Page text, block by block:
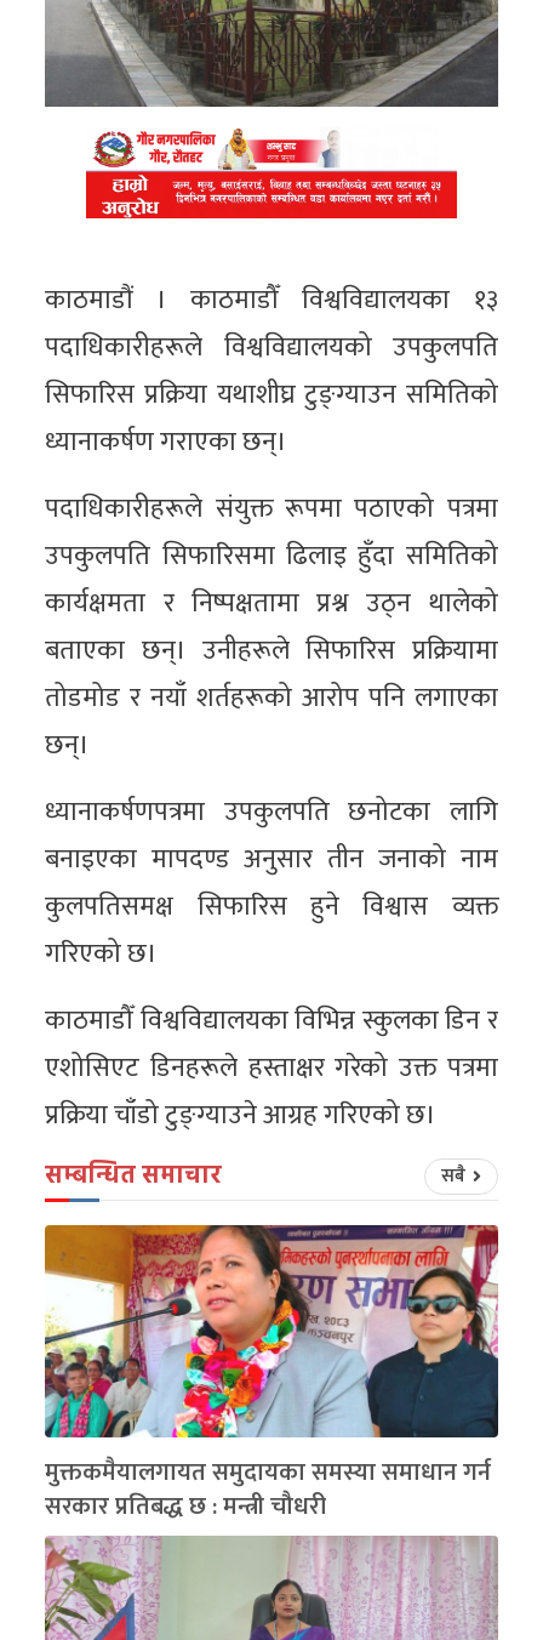
काठमाडौं । काठमाडौँ विश्वविद्यालयका १३
पदाधिकारीहरूले विश्वविद्यालयको उपकुलपति
सिफारिस प्रक्रिया यथाशीघ्र टुङ्ग्याउन समितिको
ध्यानाकर्षण गराएका छन्।
पदाधिकारीहरूले संयुक्त रूपमा पठाएको पत्रमा
उपकुलपति सिफारिसमा ढिलाइ हुँदा समितिको
कार्यक्षमता र निष्पक्षतामा प्रश्न उठ्न थालेको
बताएका छन्। उनीहरूले सिफारिस प्रक्रियामा
तोडमोड र नयाँ शर्तहरूको आरोप पनि लगाएका
छन्।
ध्यानाकर्षणपत्रमा उपकुलपति छनोटका लागि
बनाइएका मापदण्ड अनुसार तीन जनाको नाम
कुलपतिसमक्ष सिफारिस हुने विश्वास व्यक्त
गरिएको छ।
काठमाडौँ विश्वविद्यालयका विभिन्न स्कुलका डिन र
एशोसिएट डिनहरूले हस्ताक्षर गरेको उक्त पत्रमा
प्रक्रिया चाँडो टुङ्ग्याउने आग्रह गरिएको छ।
सम्बन्धित समाचार सबै
मुक्तकमैयालगायत समुदायका समस्या समाधान गर्न
सरकार प्रतिबद्ध छ : मन्त्री चौधरी